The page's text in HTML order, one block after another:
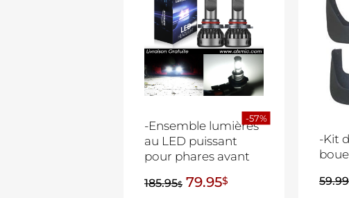
-Ensemble lumières
au LED puissant
pour phares avant
185.95$ 79.95$
-57%
-Kit
59.99